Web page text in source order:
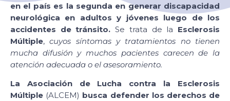
en el país es la segunda en generar discapacidad
neurológica en adultos y jóvenes luego de los
accidentes de tránsito. Se trata de la Esclerosis
Múltiple,cuyos síntomas y tratamientos no tienen
mucha difusión y muchos pacientes carecen de la
atención adecuada o el asesoramiento.
La Asociación de Lucha contra la Esclerosis
Múltiple (ALCEM) busca defender los derechos de